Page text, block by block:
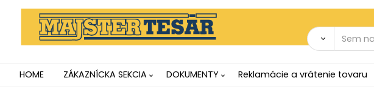
HOME ZÁKAZNÍCKA SEKCIA DOKUMENTY Reklamácie a vrátenie tovaru